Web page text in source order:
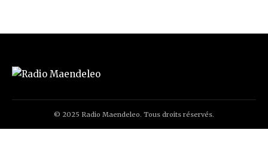
© 2025 Radio Maendeleo. Tous droits réservés.